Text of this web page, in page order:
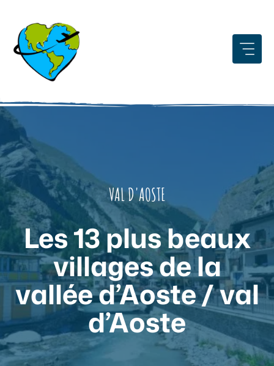
contenu
VAL D'AOSTE
Les 13 plus beaux
villages de la
vallée d’Aoste / val
d’Aoste